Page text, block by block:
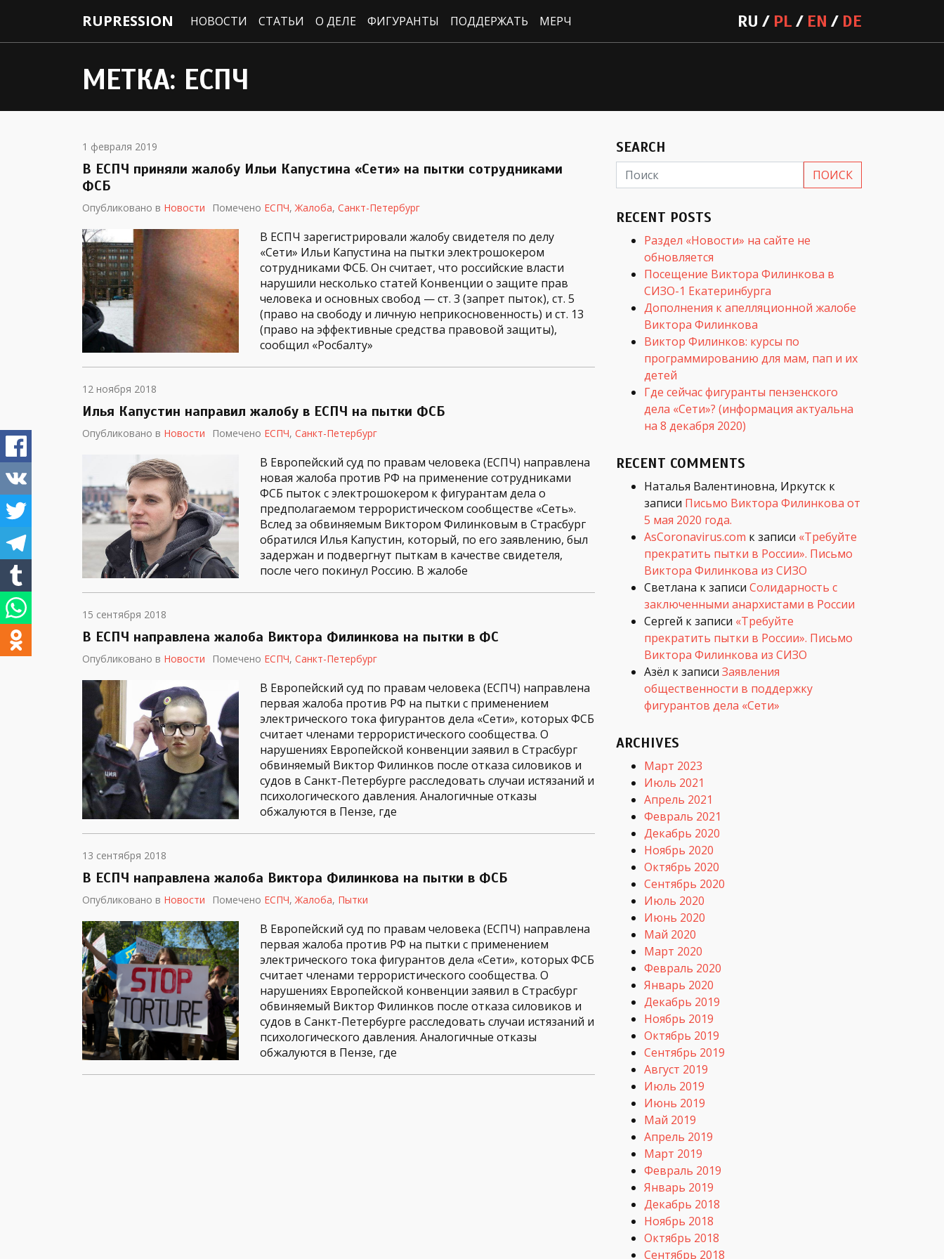
RUPRESSION НОВОСТИ СТАТЬИ О ДЕЛЕ ФИГУРАНТЫ ПОДДЕРЖАТЬ МЕРЧ RU PL EN DE
МЕТКА: ЕСПЧ
1 февраля 2019
В ЕСПЧ приняли жалобу Ильи Капустина «Сети» на пытки сотрудниками
ФСБ
Опубликовано в Новости Помечено ЕСПЧ,Жалоба, Санкт-Петербург
В ЕСПЧ зарегистрировали жалобу свидетеля по делу
«Сети» Ильи Капустина на пытки электрошокером
сотрудниками ФСБ. Он считает, что российские власти
нарушили несколько статей Конвенции о защите прав
человека и основных свобод — ст. 3 (запрет пыток), ст. 5
(право на свободу и личную неприкосновенность) и ст. 13
(право на эффективные средства правовой защиты),
сообщил «Росбалту»
12 ноября 2018
Илья Капустин направил жалобу в ЕСПЧ на пытки ФСБ
Опубликовано в Новости Помечено ЕСПЧ, Санкт-Петербург
В Европейский суд по правам человека (ЕСПЧ) направлена
новая жалоба против РФ на применение сотрудниками
ФСБ пыток с электрошокером к фигурантам дела о
предполагаемом террористическом сообществе «Сеть».
Вслед за обвиняемым Виктором Филинковым в Страсбург
обратился Илья Капустин, который, по его заявлению, был
задержан и подвергнут пыткам в качестве свидетеля,
после чего покинул Россию. В жалобе
15 сентября 2018
В ЕСПЧ направлена жалоба Виктора Филинкова на пытки в ФС
Опубликовано в Новости Помечено ЕСПЧ, Санкт-Петербург
В Европейский суд по правам человека (ЕСПЧ) направлена
первая жалоба против РФ на пытки с применением
электрического тока фигурантов дела «Сети», которых ФСБ
считает членами террористического сообщества. О
нарушениях Европейской конвенции заявил в Страсбург
обвиняемый Виктор Филинков после отказа силовиков и
судов в Санкт-Петербурге расследовать случаи истязаний и
психологического давления. Аналогичные отказы
обжалуются в Пензе, где
13 сентября 2018
В ЕСПЧ направлена жалоба Виктора Филинкова на пытки в ФСБ
Опубликовано в Новости Помечено ЕСПЧ,Жалоба, Пытки
В Европейский суд по правам человека (ЕСПЧ) направлена
первая жалоба против РФ на пытки с применением
электрического тока фигурантов дела «Сети», которых ФСБ
считает членами террористического сообщества. О
нарушениях Европейской конвенции заявил в Страсбург
обвиняемый Виктор Филинков после отказа силовиков и
судов в Санкт-Петербурге расследовать случаи истязаний и
психологического давления. Аналогичные отказы
обжалуются в Пензе, где
SEARCH
RECENT POSTS
Раздел «Новости» на сайте не
обновляется
Посещение Виктора Филинкова в
СИЗО-1 Екатеринбурга
Дополнения к апелляционной жалобе
Виктора Филинкова
Виктор Филинков: курсы по
программированию для мам, пап и их
детей
Где сейчас фигуранты пензенского
дела «Сети»? (информация актуальна
на 8 декабря 2020)
RECENT COMMENTS
Наталья Валентиновна, Иркутск к
записи Письмо Виктора Филинкова от
5 мая 2020 года.
AsCoronavirus.com к записи «Требуйте
прекратить пытки в России». Письмо
Виктора Филинкова из СИЗО
Светлана к записи Солидарность с
заключенными анархистами в России
Сергей к записи «Требуйте
прекратить пытки в России». Письмо
Виктора Филинкова из СИЗО
Азёл к записи Заявления
общественности в поддержку
фигурантов дела «Сети»
ARCHIVES
Март 2023
Июль 2021
Апрель 2021
Февраль 2021
Декабрь 2020
Ноябрь 2020
Октябрь 2020
Сентябрь 2020
Июль 2020
Июнь 2020
Май 2020
Март 2020
Февраль 2020
Январь 2020
Декабрь 2019
Ноябрь 2019
Октябрь 2019
Сентябрь 2019
Август 2019
Июль 2019
Июнь 2019
Май 2019
Апрель 2019
Март 2019
Февраль 2019
Январь 2019
Декабрь 2018
Ноябрь 2018
Октябрь 2018
Сентябрь 2018